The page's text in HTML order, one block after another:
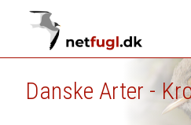
Danske Arter -